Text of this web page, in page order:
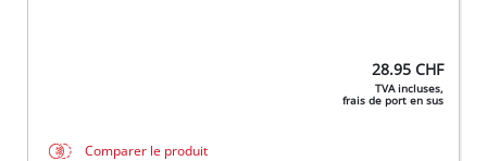
28.95 CHF
TVA incluses,
frais de port en sus
Comparer le produit